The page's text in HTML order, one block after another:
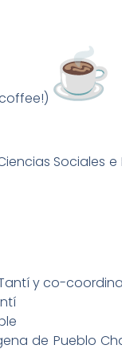
Sociales e
y co-
de Pueblo